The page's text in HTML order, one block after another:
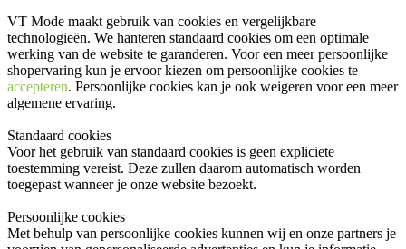
VT Mode maakt gebruik van cookies en vergelijkbare
technologieën. We hanteren standaard cookies om een optimale
werking van de website te garanderen. Voor een meer persoonlijke
shopervaring kun je ervoor kiezen om persoonlijke cookies te
accepteren. Persoonlijke cookies kan je ook weigeren voor een meer
algemene ervaring.
Standaard cookies
Voor het gebruik van standaard cookies is geen expliciete
toestemming vereist. Deze zullen daarom automatisch worden
toegepast wanneer je onze website bezoekt.
Persoonlijke cookies
Met behulp van persoonlijke cookies kunnen wij en onze partners je